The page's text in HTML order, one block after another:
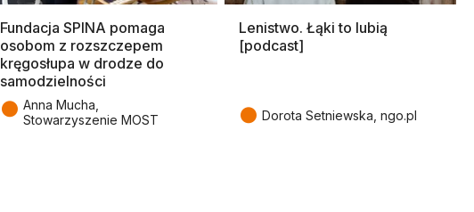
Fundacja SPINA pomaga
osobom z rozszczepem
kręgosłupa w drodze do
samodzielności
● Anna Mucha,
Stowarzyszenie MOST
Lenistwo. Łąki to lubią
[podcast]
● Dorota Setniewska, ngo.pl